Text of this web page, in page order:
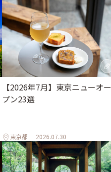
【2026年7月】東京ニューオー
プン23選
東京都 2026.07.30